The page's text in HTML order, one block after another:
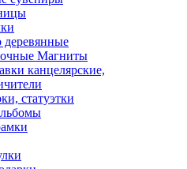
Магниты
канцелярские,
статуэтки